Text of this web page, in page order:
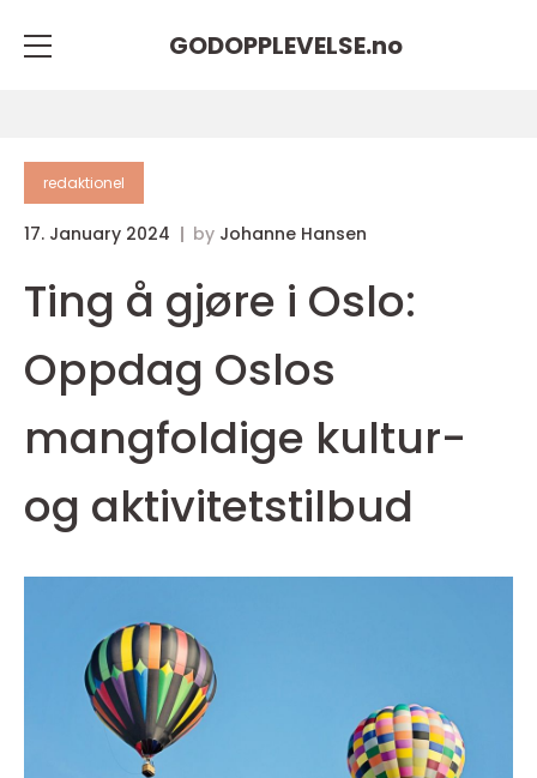
GODOPPLEVELSE.no
redaktionel
17. January 2024 by Johanne Hansen
Ting å gjøre i Oslo:
Oppdag Oslos
mangfoldige kultur-
og aktivitetstilbud